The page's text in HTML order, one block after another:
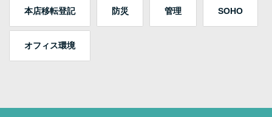
本店移転登記 防災 管理 SOHO
オフィス環境